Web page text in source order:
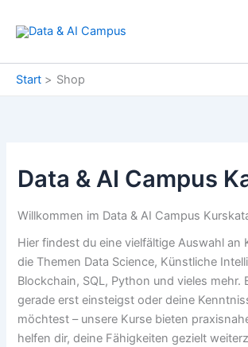
Inhalt
Start Shop
Data & AI Campus
Willkommen im Data & AI Campus
Hier findest du eine vielfältige Auswahl an
die Themen Data Science, Künstliche
Blockchain, SQL, Python und vieles mehr.
gerade erst einsteigst oder deine
möchtest – unsere Kurse bieten
helfen dir, deine Fähigkeiten gezielt